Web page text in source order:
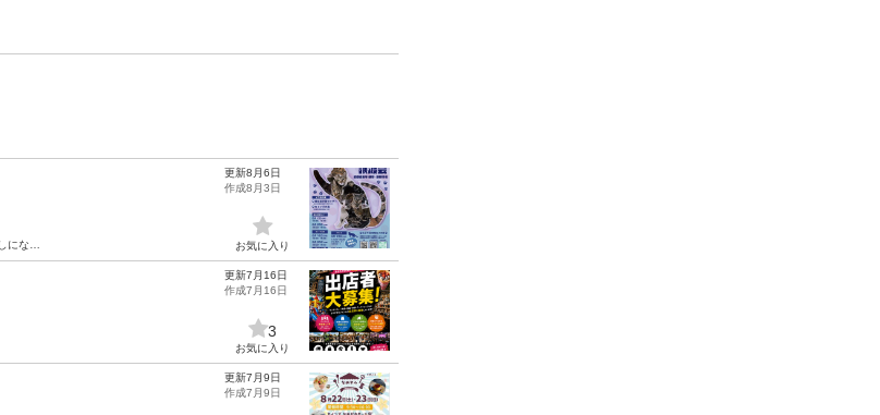
にな…
更新8月6日
作成8月3日
お気に入り
更新7月16日
作成7月16日
3
お気に入り
更新7月9日
作成7月9日